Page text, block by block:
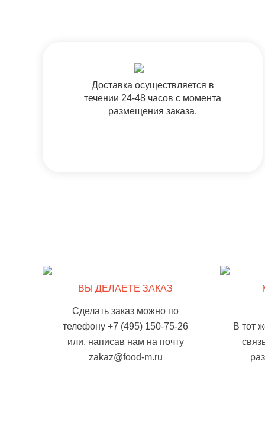
Доставка осуществляется в
течении 24-48 часов с момента
размещения заказа.
ВЫ ДЕЛАЕТЕ ЗАКАЗ
Сделать заказ можно по
телефону +7 (495) 150-75-26
или, написав нам на почту
zakaz@food-m.ru
В тот